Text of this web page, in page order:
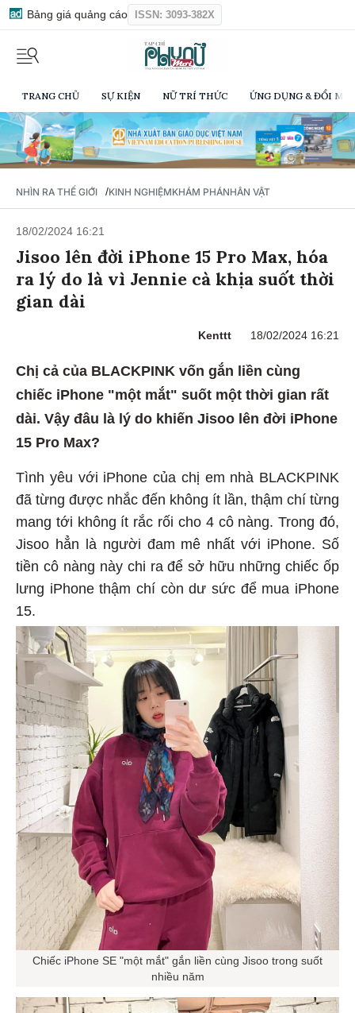
Bảng giá quảng cáo ISSN: 3093-382X
TRANG CHỦ SỰ KIỆN NỮ TRÍ THỨC ỨNG DỤNG & ĐỔI
NHÌN RA THẾ GIỚI /KINH NGHIỆMKHÁM PHÁNHÂN VẬT
18/02/2024 16:21
Jisoo lên đời iPhone 15 Pro Max, hóa
ra lý do là vì Jennie cà khịa suốt thời
gian dài
Kenttt 18/02/2024 16:21
Chị cả của BLACKPINK vốn gắn liền cùng
chiếc iPhone "một mắt" suốt một thời gian rất
dài. Vậy đâu là lý do khiến Jisoo lên đời iPhone
15 Pro Max?
Tình yêu với iPhone của chị em nhà BLACKPINK
đã từng được nhắc đến không ít lần, thậm chí từng
mang tới không ít rắc rối cho 4 cô nàng. Trong đó,
Jisoo hẳn là người đam mê nhất với iPhone. Số
tiền cô nàng này chi ra để sở hữu những chiếc ốp
lưng iPhone thậm chí còn dư sức để mua iPhone
15.
Chiếc iPhone SE "một mắt" gắn liền cùng Jisoo trong suốt
nhiều năm